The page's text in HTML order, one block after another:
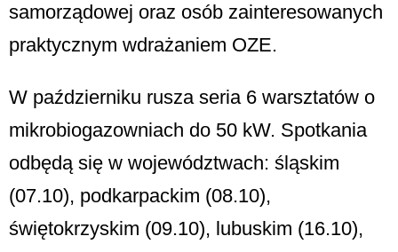
samorządowej oraz osób zainteresowanych
praktycznym wdrażaniem OZE.
W październiku rusza seria 6 warsztatów o
mikrobiogazowniach do 50 kW. Spotkania
odbędą się w województwach: śląskim
(07.10), podkarpackim (08.10),
świętokrzyskim (09.10), lubuskim (16.10),